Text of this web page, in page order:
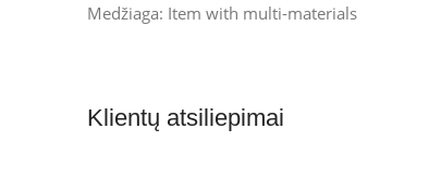
Medžiaga: Item with multi-materials
Klientų atsiliepimai